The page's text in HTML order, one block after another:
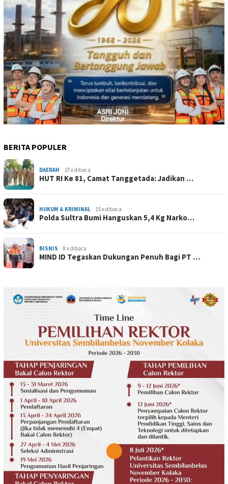
BERITA POPULER
DAERAH 27 x dibaca
HUT RI Ke 81, Camat Tanggetada: Jadikan …
HUKUM & KRIMINAL 15 x dibaca
Polda Sultra Bumi Hanguskan 5,4 Kg Narko…
BISNIS 8 x dibaca
MIND ID Tegaskan Dukungan Penuh Bagi PT …